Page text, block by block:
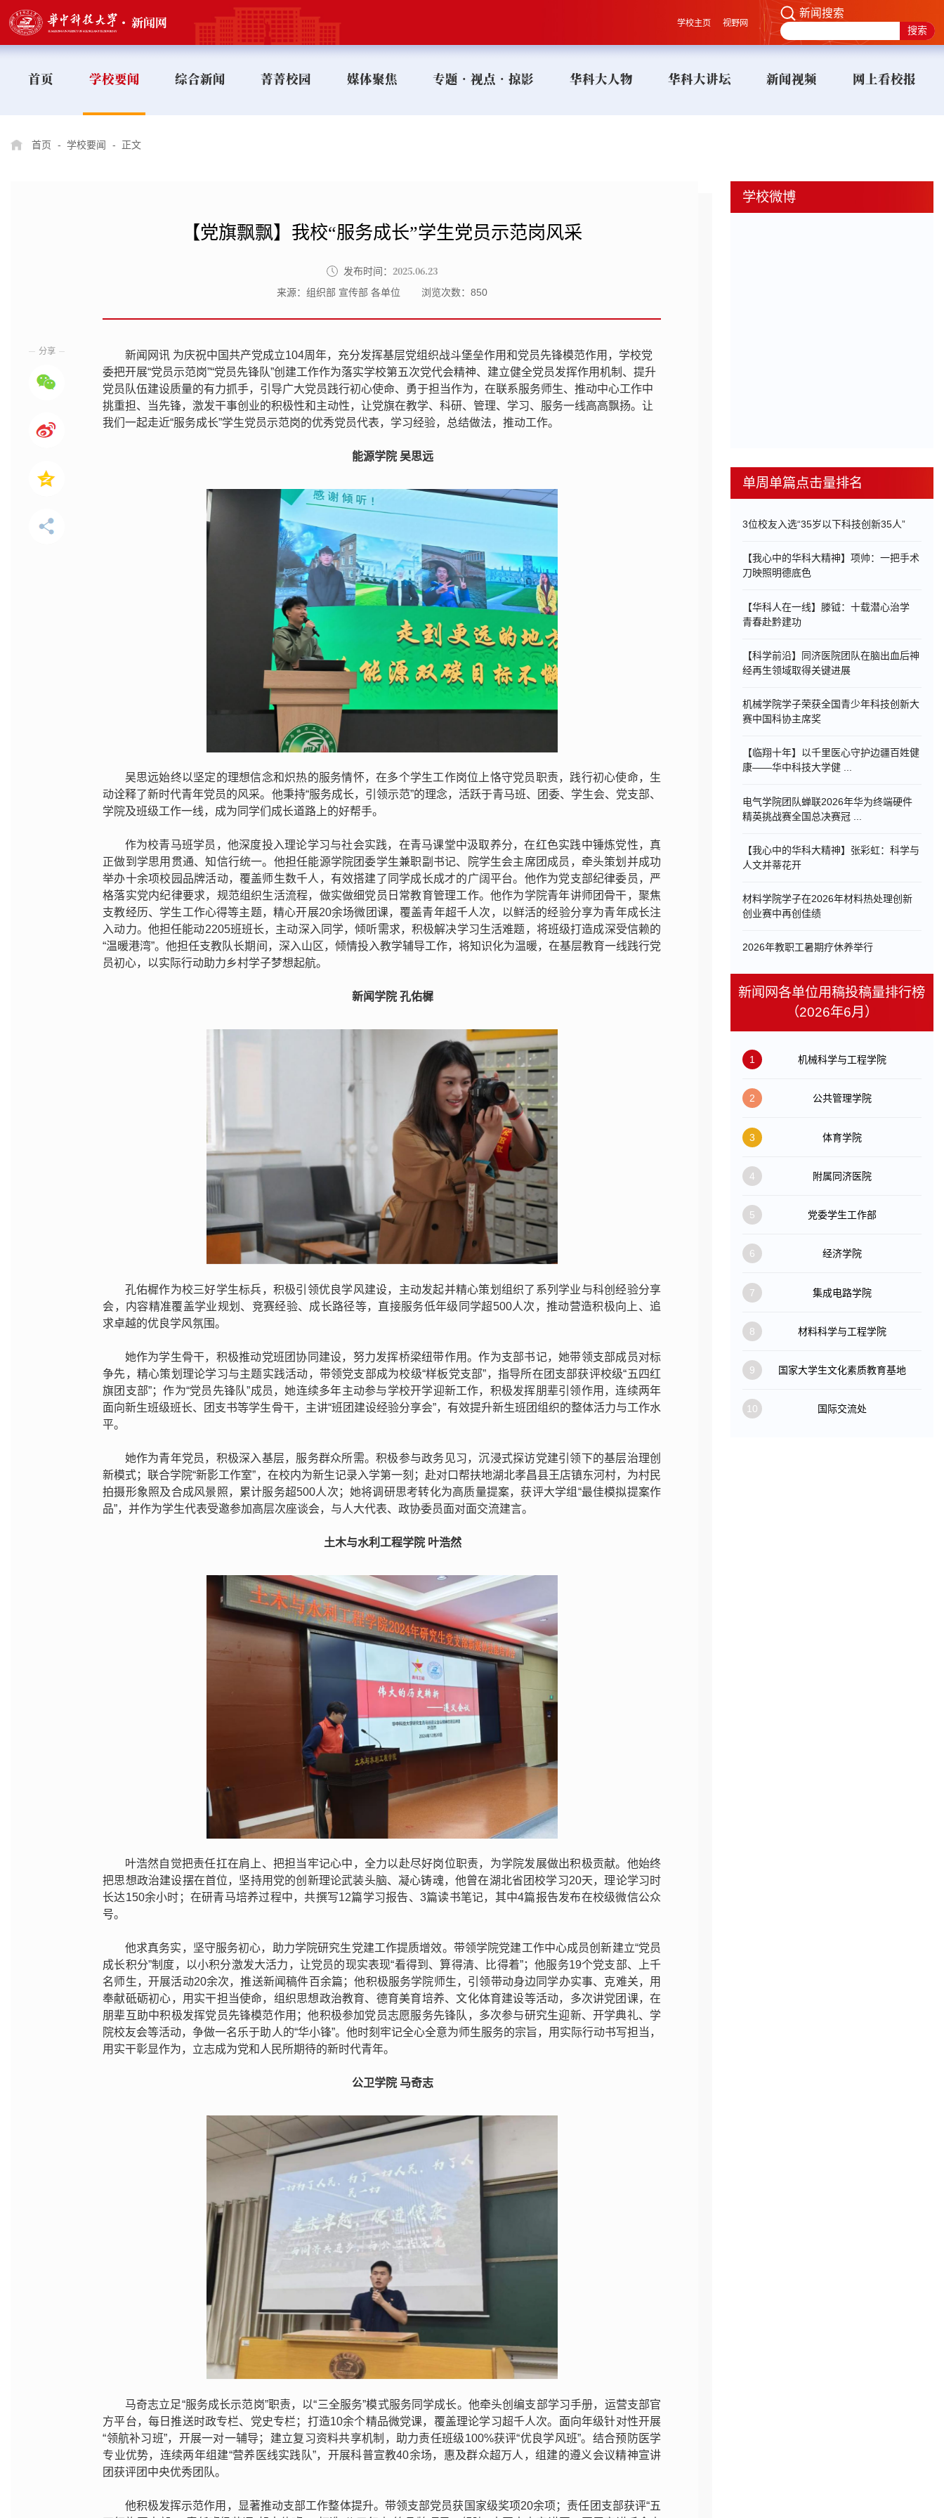
学校主页 视野网
新闻搜索
首页 学校要闻 综合新闻 菁菁校园 媒体聚焦 专题•视点•掠影 华科大人物 华科大讲坛 新闻视频 网上看校报
首页 - 学校要闻 - 正文
【党旗飘飘】我校“服务成长”学生党员示范岗风采
发布时间： 2025.06.23
来源：组织部 宣传部 各单位 浏览次数： 850
新闻网讯 为庆祝中国共产党成立104周年，充分发挥基层党组织战斗堡垒作用和党员先锋模范作用，学校党
委把开展“党员示范岗”“党员先锋队”创建工作作为落实学校第五次党代会精神、建立健全党员发挥作用机制、提升
党员队伍建设质量的有力抓手，引导广大党员践行初心使命、勇于担当作为，在联系服务师生、推动中心工作中
挑重担、当先锋，激发干事创业的积极性和主动性，让党旗在教学、科研、管理、学习、服务一线高高飘扬。让
我们一起走近“服务成长”学生党员示范岗的优秀党员代表，学习经验，总结做法，推动工作。
能源学院 吴思远
吴思远始终以坚定的理想信念和炽热的服务情怀，在多个学生工作岗位上恪守党员职责，践行初心使命，生
动诠释了新时代青年党员的风采。他秉持“服务成长，引领示范”的理念，活跃于青马班、团委、学生会、党支部、
学院及班级工作一线，成为同学们成长道路上的好帮手。
作为校青马班学员，他深度投入理论学习与社会实践，在青马课堂中汲取养分，在红色实践中锤炼党性，真
正做到学思用贯通、知信行统一。他担任能源学院团委学生兼职副书记、院学生会主席团成员，牵头策划并成功
举办十余项校园品牌活动，覆盖师生数千人，有效搭建了同学成长成才的广阔平台。他作为党支部纪律委员，严
格落实党内纪律要求，规范组织生活流程，做实做细党员日常教育管理工作。他作为学院青年讲师团骨干，聚焦
支教经历、学生工作心得等主题，精心开展20余场微团课，覆盖青年超千人次，以鲜活的经验分享为青年成长注
入动力。他担任能动2205班班长，主动深入同学，倾听需求，积极解决学习生活难题，将班级打造成深受信赖的
“温暖港湾”。他担任支教队长期间，深入山区，倾情投入教学辅导工作，将知识化为温暖，在基层教育一线践行党
员初心，以实际行动助力乡村学子梦想起航。
新闻学院 孔佑樨
孔佑樨作为校三好学生标兵，积极引领优良学风建设，主动发起并精心策划组织了系列学业与科创经验分享
会，内容精准覆盖学业规划、竞赛经验、成长路径等，直接服务低年级同学超500人次，推动营造积极向上、追
求卓越的优良学风氛围。
她作为学生骨干，积极推动党班团协同建设，努力发挥桥梁纽带作用。作为支部书记，她带领支部成员对标
争先，精心策划理论学习与主题实践活动，带领党支部成为校级“样板党支部”，指导所在团支部获评校级“五四红
旗团支部”；作为“党员先锋队”成员，她连续多年主动参与学校开学迎新工作，积极发挥朋辈引领作用，连续两年
面向新生班级班长、团支书等学生骨干，主讲“班团建设经验分享会”，有效提升新生班团组织的整体活力与工作水
平。
她作为青年党员，积极深入基层，服务群众所需。积极参与政务见习，沉浸式探访党建引领下的基层治理创
新模式；联合学院“新影工作室”，在校内为新生记录入学第一刻；赴对口帮扶地湖北孝昌县王店镇东河村，为村民
拍摄形象照及合成风景照，累计服务超500人次；她将调研思考转化为高质量提案，获评大学组“最佳模拟提案作
品”，并作为学生代表受邀参加高层次座谈会，与人大代表、政协委员面对面交流建言。
土木与水利工程学院 叶浩然
叶浩然自觉把责任扛在肩上、把担当牢记心中，全力以赴尽好岗位职责，为学院发展做出积极贡献。他始终
把思想政治建设摆在首位，坚持用党的创新理论武装头脑、凝心铸魂，他曾在湖北省团校学习20天，理论学习时
长达150余小时；在研青马培养过程中，共撰写12篇学习报告、3篇读书笔记，其中4篇报告发布在校级微信公众
号。
他求真务实‌，坚守服务初心，助力学院研究生党建工作提质增效。带领学院党建工作中心成员创新建立“党员
成长积分”制度，以小积分激发大活力，让党员的现实表现“看得到、算得清、比得着”；他服务19个党支部、上千
名师生，开展活动20余次，推送新闻稿件百余篇；他积极服务学院师生，引领带动身边同学办实事、克难关，用
奉献砥砺初心，用实干担当使命，组织思想政治教育、德育美育培养、文化体育建设等活动，多次讲党团课，在
朋辈互助中积极发挥党员先锋模范作用；他积极参加党员志愿服务先锋队，多次参与研究生迎新、开学典礼、学
院校友会等活动，争做一名乐于助人的“华小锋”。他时刻牢记全心全意为师生服务的宗旨，用实际行动书写担当，
用实干彰显作为，立志成为党和人民所期待的新时代青年。
公卫学院 马奇志
马奇志立足“服务成长示范岗”职责，以“三全服务”模式服务同学成长。他牵头创编支部学习手册，运营支部官
方平台，每日推送时政专栏、党史专栏；打造10余个精品微党课，覆盖理论学习超千人次。面向年级针对性开展
“领航补习班”，开展一对一辅导；建立复习资料共享机制，助力责任班级100%获评“优良学风班”。结合预防医学
专业优势，连续两年组建“营养医线实践队”，开展科普宣教40余场，惠及群众超万人，组建的遵义会议精神宣讲
团获评团中央优秀团队。
他积极发挥示范作用，显著推动支部工作整体提升。带领支部党员获国家级奖项20余项；责任团支部获评“五
分享
学校微博
单周单篇点击量排名
3位校友入选“35岁以下科技创新35人”
【我心中的华科大精神】项帅：一把手术
刀映照明德底色
【华科人在一线】滕钺：十载潜心治学
青春赴黔建功
【科学前沿】同济医院团队在脑出血后神
经再生领域取得关键进展
机械学院学子荣获全国青少年科技创新大
赛中国科协主席奖
【临翔十年】以千里医心守护边疆百姓健
康——华中科技大学健 ...
电气学院团队蝉联2026年华为终端硬件
精英挑战赛全国总决赛冠 ...
【我心中的华科大精神】张彩虹：科学与
人文并蒂花开
材料学院学子在2026年材料热处理创新
创业赛中再创佳绩
​2026年教职工暑期疗休养举行
新闻网各单位用稿投稿量排行榜
（2026年6月）
1 机械科学与工程学院
2 公共管理学院
3 体育学院
4 附属同济医院
5 党委学生工作部
6 经济学院
7 集成电路学院
8 材料科学与工程学院
9 国家大学生文化素质教育基地
10 国际交流处